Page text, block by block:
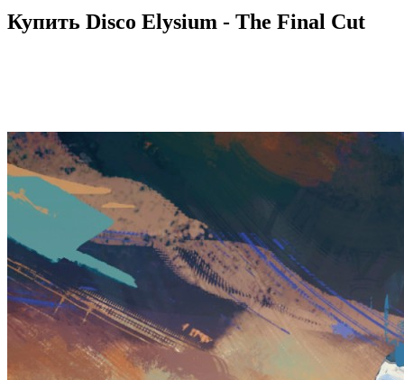
Купить Disco Elysium - The Final Cut